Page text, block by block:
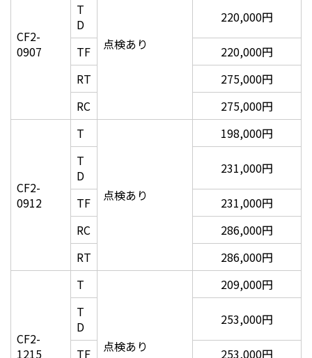
センサー有モデルはワークガイドピンの代わりにワークガイ
ドプレートを使用します。
ワークガイドはメディアセットの目安となるもので、原点ま
での距離を保証するもではありませんのでご了承ください。
カッター刃は充実ラインナップ
各種メディアに合わせた、カッター刃を豊富にご用
意。1台のマシンでフレキシブルに対応できるので、
ビジネスの可能性がさらに広がります。
■市販のカッター刃も利用可能
低コストなカッター刃が使えるので、ランニングコス
トが軽減できます。
CF2-
0907
点検あり
T
D
220,000円
TF
220,000円
RT
275,000円
RC
275,000円
CF2-
0912
T
点検あり
198,000円
T
D
231,000円
TF
231,000円
RC
286,000円
RT
286,000円
CF2-
1215
T
点検あり
209,000円
T
D
253,000円
TF
253,000円